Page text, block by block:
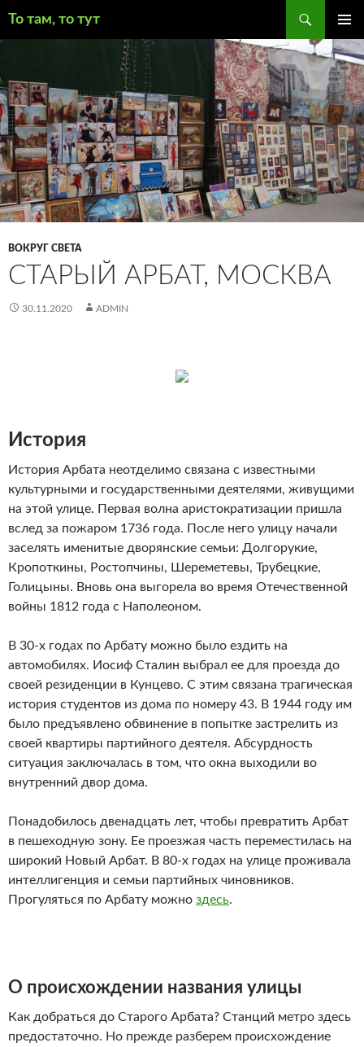
То там, то тут
МЕНЮ
ВОКРУГ СВЕТА
СТАРЫЙ АРБАТ, МОСКВА
30.11.2020 ADMIN
История
История Арбата неотделимо связана с известными
культурными и государственными деятелями, живущими
на этой улице. Первая волна аристократизации пришла
вслед за пожаром 1736 года. После него улицу начали
заселять именитые дворянские семьи: Долгорукие,
Кропоткины, Ростопчины, Шереметевы, Трубецкие,
Голицыны. Вновь она выгорела во время Отечественной
войны 1812 года с Наполеоном.
В 30-х годах по Арбату можно было ездить на
автомобилях. Иосиф Сталин выбрал ее для проезда до
своей резиденции в Кунцево. С этим связана трагическая
история студентов из дома по номеру 43. В 1944 году им
было предъявлено обвинение в попытке застрелить из
своей квартиры партийного деятеля. Абсурдность
ситуация заключалась в том, что окна выходили во
внутренний двор дома.
Понадобилось двенадцать лет, чтобы превратить Арбат
в пешеходную зону. Ее проезжая часть переместилась на
широкий Новый Арбат. В 80-х годах на улице проживала
интеллигенция и семьи партийных чиновников.
Прогуляться по Арбату можно здесь.
О происхождении названия улицы
Как добраться до Старого Арбата? Станций метро здесь
предостаточно. Но прежде разберем происхождение